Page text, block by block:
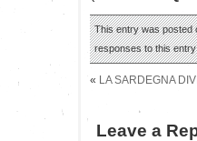
This entry was posted
responses to this
« LA SARDEGNA
Leave a